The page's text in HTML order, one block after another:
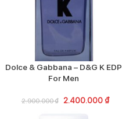
Dolce & Gabbana – D&G K EDP
For Men
2.900.000₫ 2.400.000 ₫